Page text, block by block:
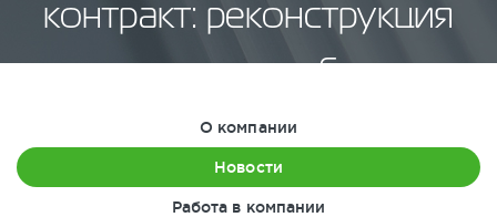
контракт: реконструкция
освещения без
вложений от завода
«Эконекс»»
О компании
Новости
Работа в компании